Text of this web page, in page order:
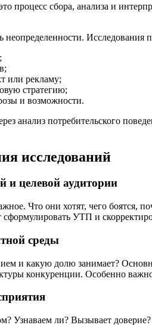
процесс сбора, анализа и
неопределенности. Исследования
или рекламу;
стратегию;
и возможности.
анализ потребительского
исследований
и целевой аудитории
Что они хотят, чего
УТП и
среды
и какую долю занимает?
конкуренции. Особенно
Узнаваем ли? Вызывает